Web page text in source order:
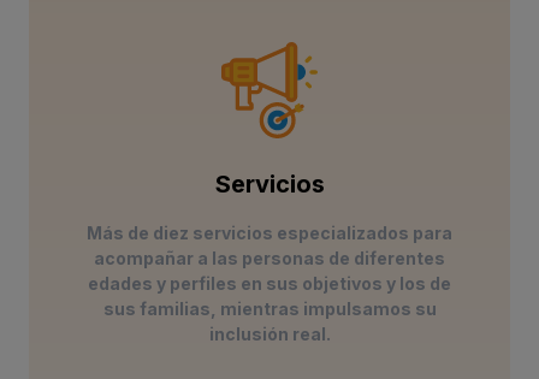
Servicios
Más de diez servicios especializados para
acompañar a las personas de diferentes
edades y perfiles en sus objetivos y los de
sus familias, mientras impulsamos su
inclusión real.